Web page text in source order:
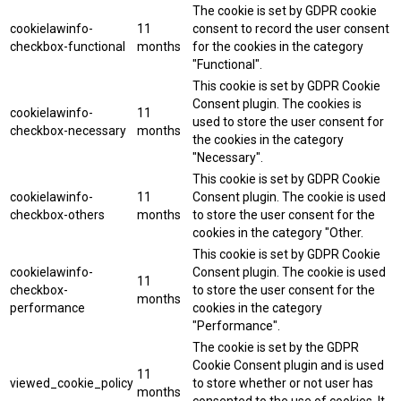
cookielawinfo-
checkbox-functional
11
months
The cookie is set by GDPR cookie
consent to record the user consent
for the cookies in the category
"Functional".
cookielawinfo-
checkbox-necessary
11
months
This cookie is set by GDPR Cookie
Consent plugin. The cookies is
used to store the user consent for
the cookies in the category
"Necessary".
cookielawinfo-
checkbox-others
11
months
This cookie is set by GDPR Cookie
Consent plugin. The cookie is used
to store the user consent for the
cookies in the category "Other.
cookielawinfo-
checkbox-
performance
11
months
This cookie is set by GDPR Cookie
Consent plugin. The cookie is used
to store the user consent for the
cookies in the category
"Performance".
viewed_cookie_policy
11
months
The cookie is set by the GDPR
Cookie Consent plugin and is used
to store whether or not user has